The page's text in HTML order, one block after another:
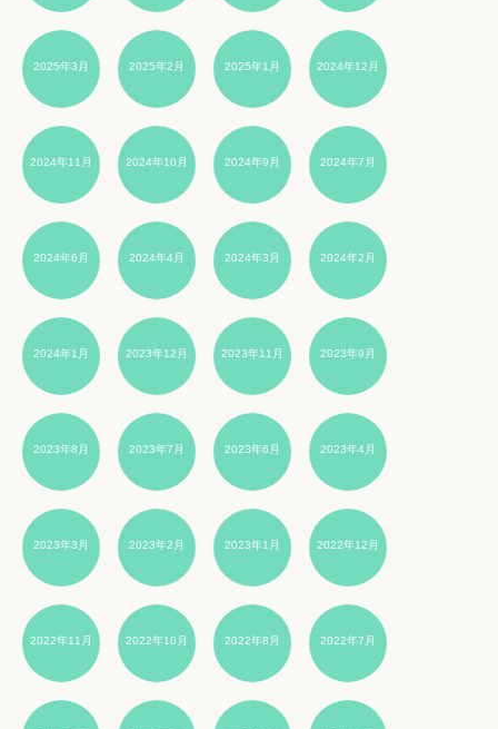
2025年3月 2025年2月 2025年1月 2024年12月
2024年11月 2024年10月 2024年9月 2024年7月
2024年6月 2024年4月 2024年3月 2024年2月
2024年1月 2023年12月 2023年11月 2023年9月
2023年8月 2023年7月 2023年6月 2023年4月
2023年3月 2023年2月 2023年1月 2022年12月
2022年11月 2022年10月 2022年8月 2022年7月